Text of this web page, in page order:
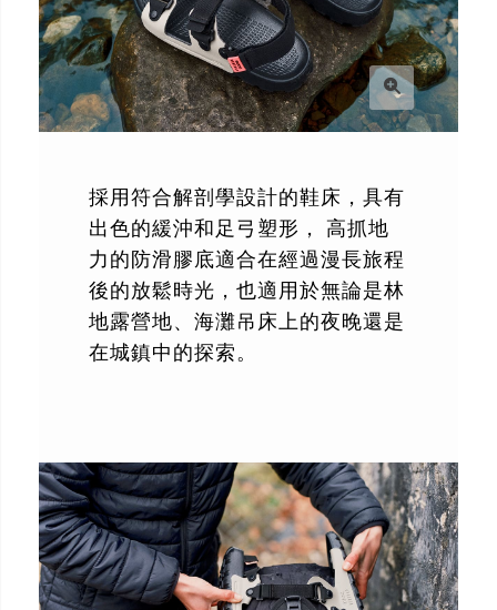
採用符合解剖學設計的鞋床，具有
出色的緩沖和足弓塑形， 高抓地
力的防滑膠底適合在經過漫長旅程
後的放鬆時光，也適用於無論是林
地露營地、海灘吊床上的夜晚還是
在城鎮中的探索。